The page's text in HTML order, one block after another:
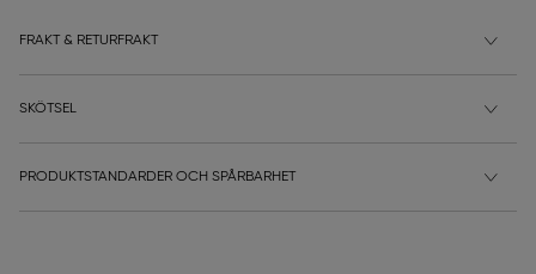
FRAKT & RETURFRAKT
SKÖTSEL
PRODUKTSTANDARDER OCH SPÅRBARHET